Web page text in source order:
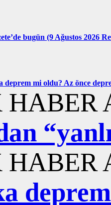
bugün (9 Ağustos 2026
deprem mi oldu? Az önce
HABER
HABER